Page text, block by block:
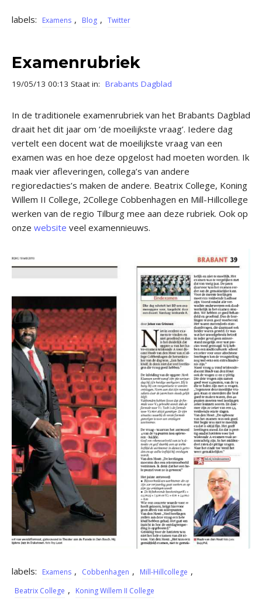
labels: Examens , Blog , Twitter
Examenrubriek
19/05/13 00:13 Staat in: Brabants Dagblad
In de traditionele examenrubriek van het Brabants Dagblad
draait het dit jaar om ’de moeilijkste vraag’. Iedere dag
vertelt een docent wat de moeilijkste vraag van een
examen was en hoe deze opgelost had moeten worden. Ik
maak vier afleveringen, collega’s van andere
regioredacties’s maken de andere. Beatrix College, Koning
Willem II College, 2College Cobbenhagen en Mill-Hillcollege
werken van de regio Tilburg mee aan deze rubriek. Ook op
onze website veel examennieuws.
labels: Examens , Cobbenhagen , Mill-Hillcollege ,
Beatrix College , Koning Willem II College